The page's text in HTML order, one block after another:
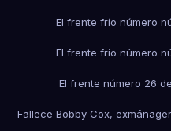
El frente frío número
El frente frío número
El frente número 26
Fallece Bobby Cox,